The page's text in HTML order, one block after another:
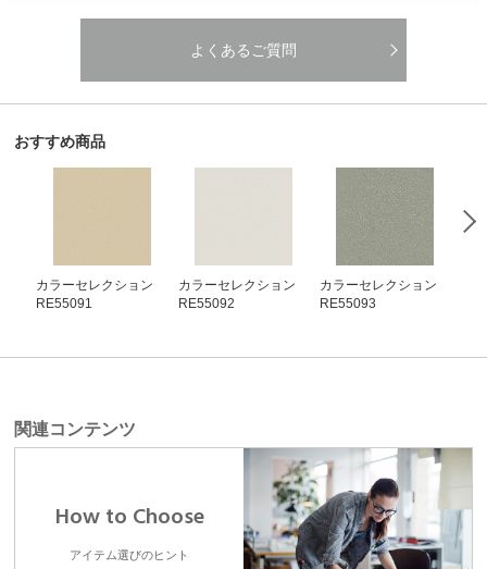
よくあるご質問
おすすめ商品
カラーセレクション
RE55091
カラーセレクション
RE55092
カラーセレクション
RE55093
関連コンテンツ
How to Choose
アイテム選びのヒント